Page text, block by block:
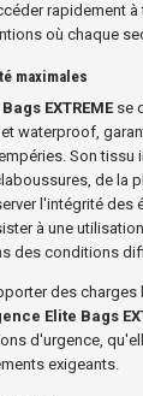
rapidement
où chaque
maximales
EXTREMEse
waterproof,
Son tissu
de la
l'intégrité des
à une
des conditions
des
Elite Bags
d'urgence,
exigeants.